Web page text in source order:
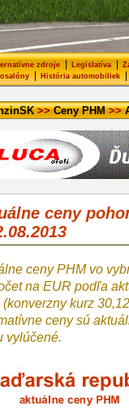
zdroje Legislatíva
| História automobiliek|
>>Ceny PHM>>
ceny
ceny PHM vo
na EUR podľa
(konverzny kurz
ceny sú
vylúčené.